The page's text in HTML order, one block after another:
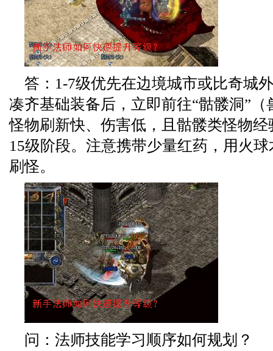
答：1-7级优先在边境城市或比奇城
凑齐基础装备后，立即前往“骷髅洞”
怪物刷新快、伤害低，且骷髅类怪物
15级阶段。注意携带少量红药，用火
刷怪。
问：法师技能学习顺序如何规划？